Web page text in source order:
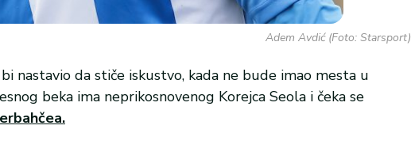
Adem Avdić (Foto: Starsport)
nastavio da stiče iskustvo, kada ne bude imao mesta u
beka ima neprikosnovenog Korejca Seola i čeka se